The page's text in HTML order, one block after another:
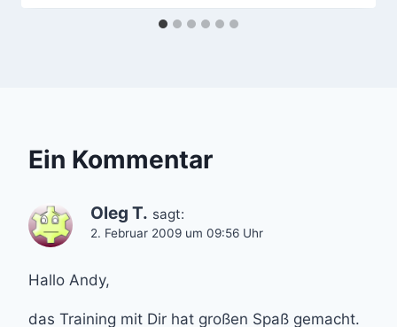
Ein Kommentar
Oleg T. sagt:
2. Februar 2009 um 09:56 Uhr
Hallo Andy,
das Training mit Dir hat großen Spaß gemacht.